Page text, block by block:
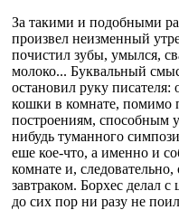
За такими и подобными
произвел неизменный
почистил зубы, умылся,
молоко... Буквальный
остановил руку писателя:
кошки в комнате,
построениям, способным
нибудь туманного
еше кое-что, а именно и
комнате и,
завтраком. Борхес делал
до сих пор ни разу не